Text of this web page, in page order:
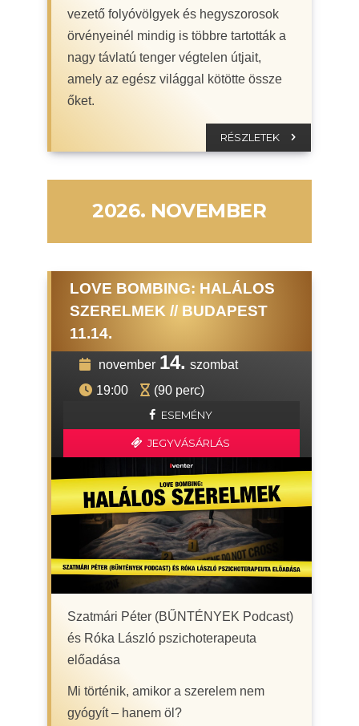
vezető folyóvölgyek és hegyszorosok
örvényeinél mindig is többre tartották a
nagy távlatú tenger végtelen útjait,
amely az egész világgal kötötte össze
őket.
RÉSZLETEK
2026. NOVEMBER
LOVE BOMBING: HALÁLOS
SZERELMEK // BUDAPEST
11.14.
november 14. szombat
19:00
(90 perc)
ESEMÉNY
JEGYVÁSÁRLÁS
Szatmári Péter (BŰNTÉNYEK Podcast)
és Róka László pszichoterapeuta
előadása
Mi történik, amikor a szerelem nem
gyógyít – hanem öl?